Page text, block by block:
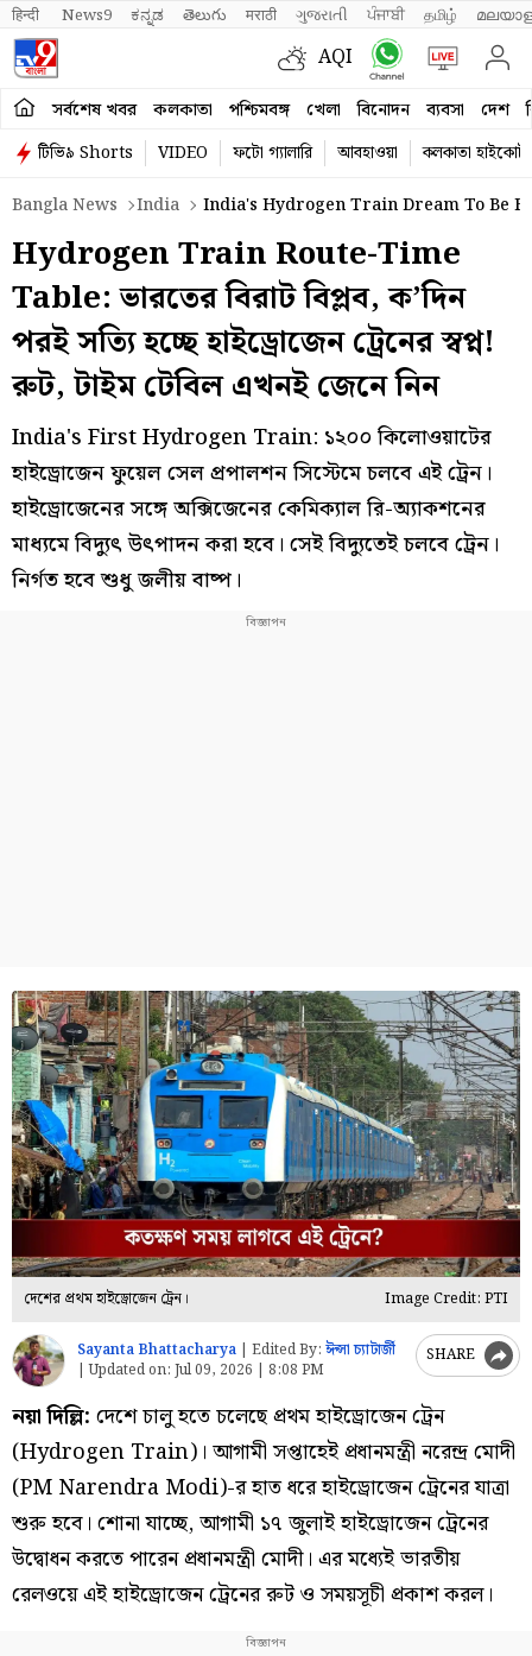
हिन्दी News9 ಕನ್ನಡ తెలుగు मराठी ગુજરાતી ਪੰਜਾਬੀ தமிழ்
AQI
সর্বশেষ খবর কলকাতা পশ্চিমবঙ্গ খেলা বিনোদন ব্যবসা দেশ
টিভি৯ Shorts VIDEO ফটো গ্যালারি আবহাওয়া
কলকাতা হাইকোর্ট
Bangla News
India India's Hydrogen Train Dream To Be
Hydrogen Train Route-Time
Table: ভারতের বিরাট বিপ্লব, ক’দিন
পরই সত্যি হচ্ছে হাইড্রোজেন ট্রেনের স্বপ্ন!
রুট, টাইম টেবিল এখনই জেনে নিন
India's First Hydrogen Train: ১২০০ কিলোওয়াটের
হাইড্রোজেন ফুয়েল সেল প্রপালশন সিস্টেমে চলবে এই ট্রেন।
হাইড্রোজেনের সঙ্গে অক্সিজেনের কেমিক্যাল রি-অ্যাকশনের
মাধ্যমে বিদ্যুৎ উৎপাদন করা হবে। সেই বিদ্যুতেই চলবে ট্রেন।
নির্গত হবে শুধু জলীয় বাষ্প।
দেশের প্রথম হাইড্রোজেন ট্রেন। Image Credit: PTI
Sayanta Bhattacharya Edited By: ঈপ্সা চ্যাটার্জী
|Updated on: Jul 09, 2026 | 8:08 PM
SHARE
নয়া দিল্লি: দেশে চালু হতে চলেছে প্রথম হাইড্রোজেন ট্রেন
(Hydrogen Train)। আগামী সপ্তাহেই প্রধানমন্ত্রী নরেন্দ্র মোদী
(PM Narendra Modi)-র হাত ধরে হাইড্রোজেন ট্রেনের যাত্রা
শুরু হবে। শোনা যাচ্ছে, আগামী ১৭ জুলাই হাইড্রোজেন ট্রেনের
উদ্বোধন করতে পারেন প্রধানমন্ত্রী মোদী। এর মধ্যেই ভারতীয়
রেলওয়ে এই হাইড্রোজেন ট্রেনের রুট ও সময়সূচী প্রকাশ করল।